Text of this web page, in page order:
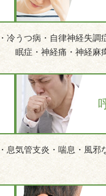
冷うつ病・自律神経失調
眠症・神経痛・神経麻
息気管支炎・喘息・風邪